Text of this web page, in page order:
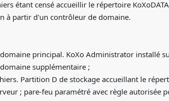
étant censé accueillir le répertoire
à partir d'un contrôleur de domaine.
principal. KoXo Administrator installé
supplémentaire ;
Partition D de stockage accueillant le
; pare-feu paramétré avec règle autorisée